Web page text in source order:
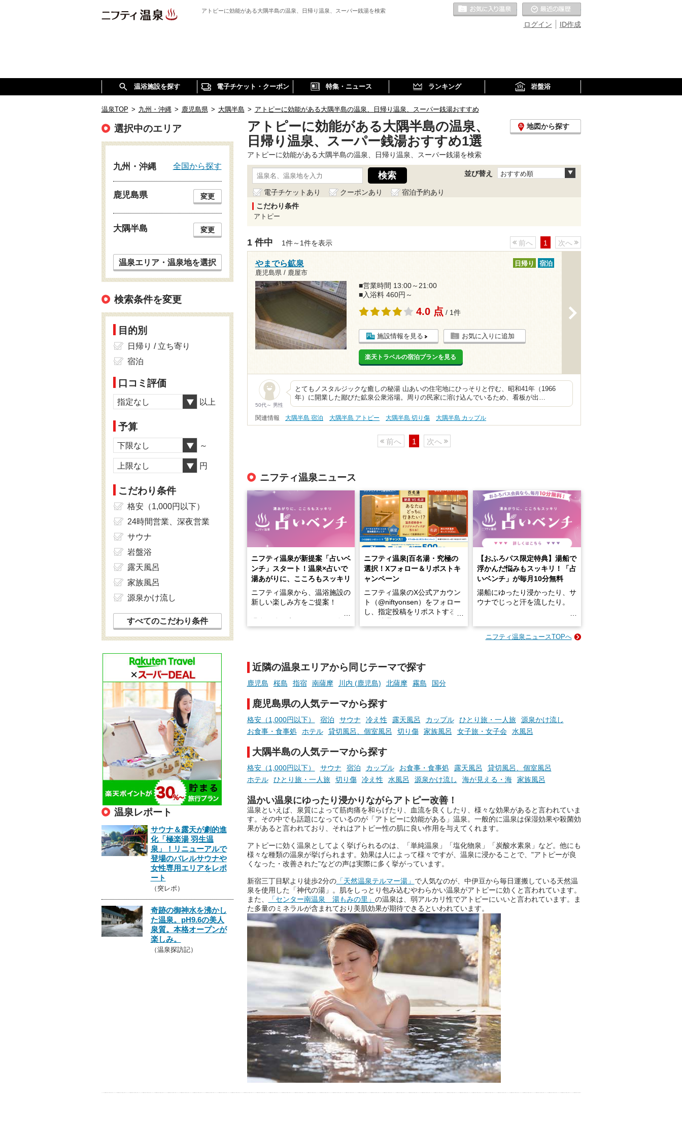
アトピーに効能がある大隅半島の温泉、日帰り温泉、スーパー銭湯を検索
ID作成
ログイン
お気に入りの温泉
温浴施設を探す 電子チケット・クーポン 特集・ニュース ランキング 岩盤浴
温泉TOP > 九州・沖縄 > 鹿児島県 > 大隅半島 > アトピーに効能がある大隅半島の温泉、日帰り温泉、スーパー銭湯おすすめ
アトピーに効能がある大隅半島の温泉、
日帰り温泉、スーパー銭湯おすすめ1選
地図から探す
アトピーに効能がある大隅半島の温泉、日帰り温泉、スーパー銭湯を検索
並び替え おすすめ順
電子チケットあり クーポンあり
宿泊予約あり
こだわり条件
アトピー
1 件中 1件～1件を表示 前へ 1 次へ
やまでら鉱泉
鹿児島県 / 鹿屋市
日帰り 宿泊
■営業時間 13:00～21:00
■入浴料 460円～
4.0 点 / 1件
施設情報を見る お気に入りに追加
楽天トラベルの宿泊プランを見る
50代～ 男性
とてもノスタルジックな癒しの秘湯 山あいの住宅地にひっそりと佇む、昭和41年（1966
年）に開業した鄙びた鉱泉公衆浴場。周りの民家に溶け込んでいるため、看板が出…
関連情報 大隅半島 宿泊 大隅半島 アトピー 大隅半島 切り傷 大隅半島 カップル
前へ 1 次へ
ニフティ温泉ニュース
ニフティ温泉が新提案「占いベ
ンチ」スタート！温泉×占いで
湯あがりに、こころもスッキリ
ニフティ温泉から、温浴施設の
新しい楽しみ方をご提案！
手相やタロットなど気軽に楽し
める占いで、“ととのう”おふろ
時間を、もっと特別に。
ニフティ温泉|百名湯・究極の
選択！Xフォロー＆リポストキ
ャンペーン
ニフティ温泉のX公式アカウン
ト（@niftyonsen）をフォロー
し、指定投稿をリポストする
【おふろパス限定特典】湯船で
浮かんだ悩みもスッキリ！「占
いベンチ」が毎月10分無料
湯船にゆったり浸かったり、サ
ウナでじっと汗を流したり。
そんな「一人でぼんやり過ごす
お風呂でリラックスしているか
らこそ向き合える、大切な自分
の本音。
りの温まった心のまま相談でき
たら素敵ですよね。
ニフティ温泉の「占いベンチ」
は、そんなあなたの心のつぶや
きをプロの占い師に相談するこ
とができるサービスです。
おふろパス会員様なら、この特
別なひとときを「毎月10分無
料」でご利用いただけます。
お湯で体がほぐれたら、次は占
い師さんとお話しして、心もほ
ぐしてみませんか？
ニフティ温泉ニュースTOPへ
近隣の温泉エリアから同じテーマで探す
鹿児島 桜島 指宿 南薩摩 川内 (鹿児島) 北薩摩 霧島 国分
鹿児島県の人気テーマから探す
格安（1,000円以下） 宿泊 サウナ 冷え性 露天風呂 カップル ひとり旅・一人旅
源泉かけ流し
お食事・食事処
ホテル 貸切風呂、個室風呂 切り傷 家族風呂 女子旅・女子会 水風呂
大隅半島の人気テーマから探す
格安（1,000円以下） サウナ 宿泊 カップル お食事・食事処 露天風呂
貸切風呂、個室風呂
ホテル
ひとり旅・一人旅 切り傷 冷え性 水風呂 源泉かけ流し 海が見える・海 家族風呂
温かい温泉にゆったり浸かりながらアトピー改善！
温泉といえば、泉質によって筋肉痛を和らげたり、血流を良くしたり、様々な効果があると言われていま
す。その中でも話題になっているのが「アトピーに効能がある」温泉。一般的に温泉は保湿効果や殺菌効
果があると言われており、それはアトピー性の肌に良い作用を与えてくれます。
アトピーに効く温泉としてよく挙げられるのは、「単純温泉」「塩化物泉」「炭酸水素泉」など。他にも
様々な種類の温泉が挙げられます。効果は人によって様々ですが、温泉に浸かることで、"アトピーが良
くなった・改善された"などの声は実際に多く挙がっています。
新宿三丁目駅より徒歩2分の「天然温泉テルマー湯」 で人気なのが、中伊豆から毎日運搬している天然温
泉を使用した「神代の湯」。肌をしっとり包み込むやわらかい温泉がアトピーに効くと言われています。
また、
「センター南温泉 湯もみの里」 の温泉は、弱アルカリ性でアトピーにいいと言われています。ま
た多量のミネラルが含まれており美肌効果が期待できるといわれています。
選択中のエリア
九州・沖縄 全国から探す
鹿児島県 変更
大隅半島 変更
温泉エリア・温泉地を選択
検索条件を変更
目的別
日帰り / 立ち寄り
宿泊
口コミ評価
指定なし 以上
予算
下限なし ～
上限なし 円
こだわり条件
格安（1,000円以下）
24時間営業、深夜営業
サウナ
岩盤浴
露天風呂
家族風呂
源泉かけ流し
すべてのこだわり条件
温泉レポート
サウナ＆露天が劇的進
化「極楽湯 羽生温
泉」！リニューアルで
登場のバレルサウナや
女性専用エリアをレポ
ート
（突レポ）
奇跡の御神水を沸かし
た温泉。pH9.6の美人
泉質。本格オープンが
楽しみ。
（温泉探訪記）